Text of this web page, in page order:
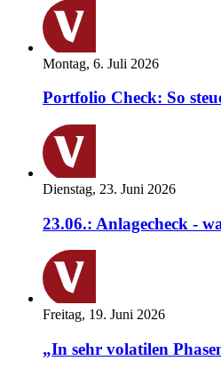
Montag, 6. Juli 2026
Portfolio Check: So
Dienstag, 23. Juni 2026
23.06.: Anlagecheck -
Freitag, 19. Juni 2026
„In sehr volatilen